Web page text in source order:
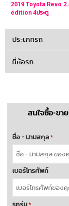
2019 Toyota Revo
edition 4ประตู
ประเภทรถ
ยี่ห้อรถ
สนใจซื้อ-ขา
ชื่อ - นามสกุล *
เบอร์โทรศัพท์
รถรุ่น*